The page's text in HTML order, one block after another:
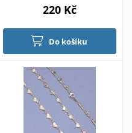
220 Kč
Do košíku